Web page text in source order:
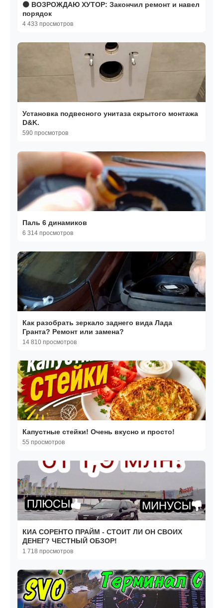
⚫ ВОЗРОЖДАЮ ХУТОР: Закончил ремонт и навел
порядок
4 433 просмотров
Установка подвесного унитаза скрытого монтажа
D&K.
590 просмотров
Паль 6 динамиков
6 314 просмотров
Как разобрать зеркало заднего вида Лада
Гранта? Ремонт или замена?
14 810 просмотров
Капустные стейки! Очень вкусно и просто!
55 просмотров
КИА СОРЕНТО ПРАЙМ - СТОИТ ЛИ ОН СВОИХ
ДЕНЕГ? ЧЕСТНЫЙ ОБЗОР!
1 718 просмотров